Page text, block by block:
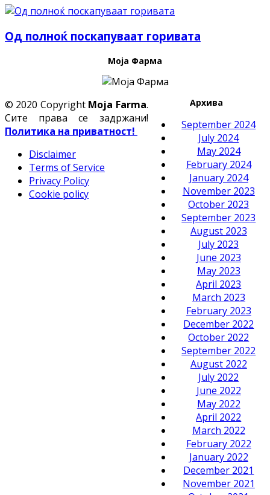
Од полноќ поскапуваат горивата
Моја Фарма
Архива
September 2024
July 2024
May 2024
February 2024
January 2024
November 2023
October 2023
September 2023
August 2023
July 2023
June 2023
May 2023
April 2023
March 2023
February 2023
December 2022
October 2022
September 2022
August 2022
July 2022
June 2022
May 2022
April 2022
March 2022
February 2022
January 2022
December 2021
November 2021
© 2020 Copyright Moja Farma.
Сите права се задржани!
Политика на приватност!
Disclaimer
Terms of Service
Privacy Policy
Cookie policy